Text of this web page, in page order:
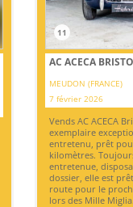
11
AC ACECA
MEUDON (FRANCE)
7 février 2026
Vends AC ACECA
exemplaire
entretenu, prêt
kilomètres.
entretenue,
dossier, elle est
route pour le
lors des Mille